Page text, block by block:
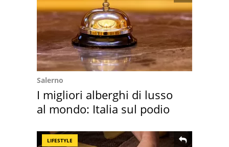
Salerno
I migliori alberghi di lusso
al mondo: Italia sul podio
LIFESTYLE